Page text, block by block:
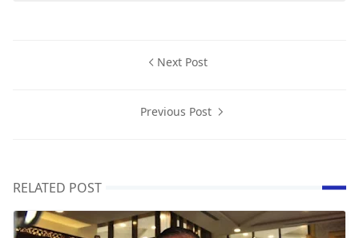
Next Post
Previous Post
RELATED POST